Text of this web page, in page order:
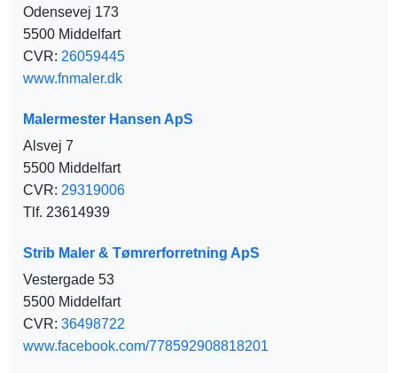
Odensevej 173
5500 Middelfart
CVR: 26059445
www.fnmaler.dk
Malermester Hansen ApS
Alsvej 7
5500 Middelfart
CVR: 29319006
Tlf. 23614939
Strib Maler & Tømrerforretning ApS
Vestergade 53
5500 Middelfart
CVR: 36498722
www.facebook.com/778592908818201